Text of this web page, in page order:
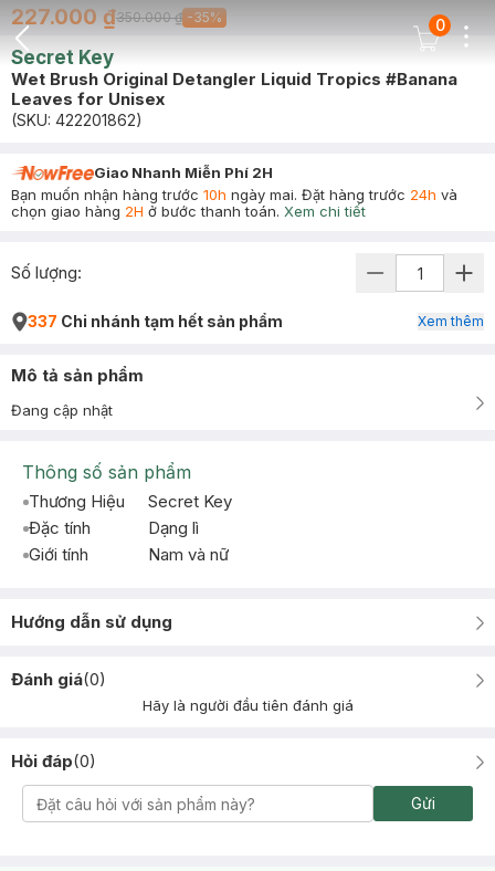
Back Icon
Cart Icon
0
227.000 ₫350.000 ₫ -35%
Secret Key
Wet Brush Original Detangler Liquid Tropics #Banana
Leaves for Unisex
(SKU: 422201862)
Giao Nhanh Miễn Phí 2H
Bạn muốn nhận hàng trước 10h ngày mai. Đặt hàng trước 24h và
chọn giao hàng 2H ở bước thanh toán. Xem chi tiết
Số lượng:
337 Chi nhánh tạm hết sản phẩm Xem thêm
Mô tả sản phẩm
Đang cập nhật
Thông số sản phẩm
Thương Hiệu
Secret Key
Đặc tính
Dạng lì
Giới tính
Nam và nữ
Hướng dẫn sử dụng
Đánh giá(0)
Hãy là người đầu tiên đánh giá
Hỏi đáp(0)
Gửi